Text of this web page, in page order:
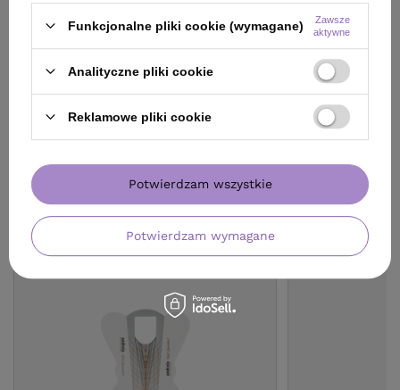
Cena katalogowa:164,00 zł -23%
ZOBACZ RÓWNIEŻ
Funkcjonalne pliki cookie (wymagane)
Zawsze
aktywne
Analityczne pliki cookie
Reklamowe pliki cookie
Potwierdzam wymagane
Potwierdzam wszystkie